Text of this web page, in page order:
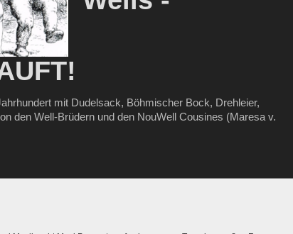
mit Dudelsack, Böhmischer Bock, Drehleier,
den Well-Brüdern und den NouWell Cousines (Maresa v.